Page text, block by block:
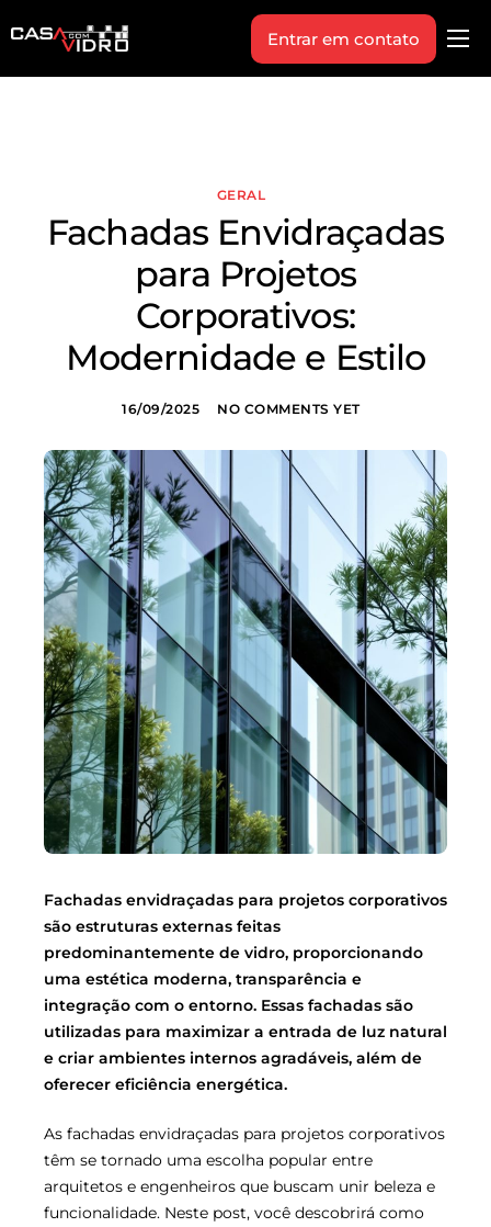
Produtos
Workshop
Entrar em contato
GERAL
Fachadas Envidraçadas
para Projetos
Corporativos:
Modernidade e Estilo
16/09/2025 NO COMMENTS YET
Fachadas envidraçadas para projetos corporativos
são estruturas externas feitas
predominantemente de vidro, proporcionando
uma estética moderna, transparência e
integração com o entorno. Essas fachadas são
utilizadas para maximizar a entrada de luz natural
e criar ambientes internos agradáveis, além de
oferecer eficiência energética.
As fachadas envidraçadas para projetos corporativos
têm se tornado uma escolha popular entre
arquitetos e engenheiros que buscam unir beleza e
funcionalidade. Neste post, você descobrirá como